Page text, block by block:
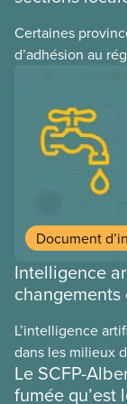
Certaines
d’adhésion au
ces provinces
régime pourrait
sociaux actuels.
Document
Intelligence
L’intelligence
dans les milieux
manque de lois
de tests menés
Le SCFP-
fumée